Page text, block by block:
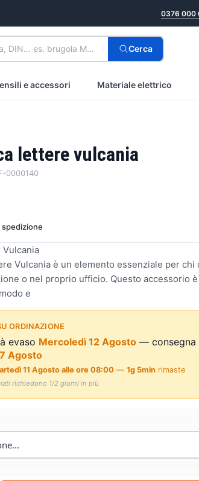
0376 000
DIN... es. brugola M8 inox Cerca
e accessori Materiale elettrico
lettere vulcania
0000140
Vulcania
Vulcania è un elemento essenziale per
o nel proprio ufficio. Questo accessorio
e
ORDINAZIONE
evaso Mercoledì 12 Agosto — consegna
Agosto
11 Agosto alle ore 08:00 — 1g 5min rimaste
richiedono 1/2 giorni in più